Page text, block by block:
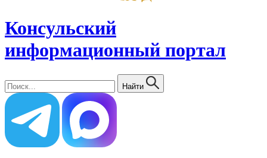
Консульский
информационный портал
Найти